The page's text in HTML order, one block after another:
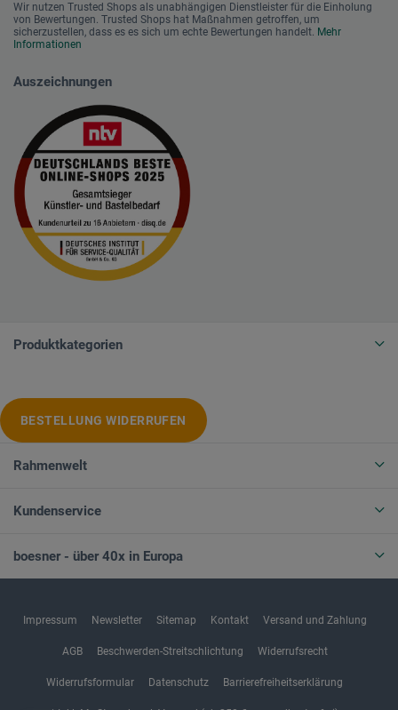
Wir nutzen Trusted Shops als unabhängigen Dienstleister für die Einholung
von Bewertungen. Trusted Shops hat Maßnahmen getroffen, um
sicherzustellen, dass es es sich um echte Bewertungen handelt. Mehr
Informationen
Auszeichnungen
Produktkategorien
BESTELLUNG WIDERRUFEN
Rahmenwelt
Kundenservice
boesner - über 40x in Europa
Impressum Newsletter Sitemap Kontakt Versand und Zahlung
AGB Beschwerden-Streitschlichtung Widerrufsrecht
Widerrufsformular Datenschutz Barrierefreiheitserklärung